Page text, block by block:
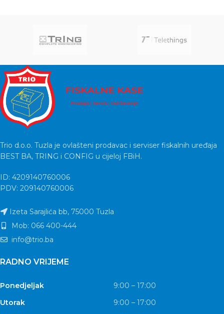
Trio d.o.o. Tuzla je ovlašteni prodavac i serviser fiskalnih uređaja
BEST BA, TRING i CONFIG u cijeloj FBiH.
ID: 4209140760006
PDV: 209140760006
Izeta Sarajlića bb, 75000 Tuzla
Mob: 066 400-444
info@trio.ba
RADNO VRIJEME
Ponedjeljak
9:00 – 17:00
Utorak
9:00 – 17:00